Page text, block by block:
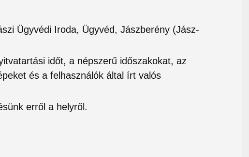
Ügyvédi Iroda, Ügyvéd, Jászberény (Jász-
időt, a népszerű időszakokat, az
és a felhasználók által írt valós
erről a helyről.